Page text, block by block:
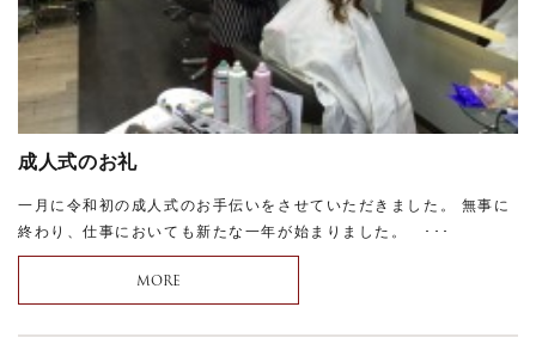
成人式のお礼
一月に令和初の成人式のお手伝いをさせていただきました。 無事に
終わり、仕事においても新たな一年が始まりました。 ･･･
MORE